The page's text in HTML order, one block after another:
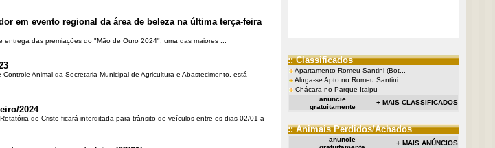
em evento regional da área de beleza na última terça-feira
das premiações do "Mão de Ouro 2024", uma das maiores ...
Animal da Secretaria Municipal de Agricultura e Abastecimento, está
2024
do Cristo ficará interditada para trânsito de veículos entre os dias 02/01 a
:: Classificados
Apartamento Romeu Santini (Bot...
Aluga-se Apto no Romeu Santini...
Chácara no Parque Itaipu
anuncie
gratuitamente
+ MAIS CLASSIFICADOS
:: Animais Perdidos/Achados
anuncie
+ MAIS ANÚNCIOS